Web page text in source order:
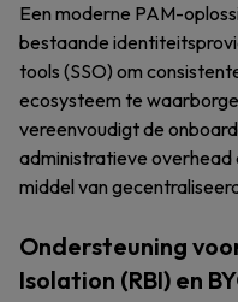
Een moderne PAM-
bestaande
tools (SSO) om
ecosysteem te
vereenvoudigt de
administratieve
middel van
Ondersteuning
Isolation (RBI) en